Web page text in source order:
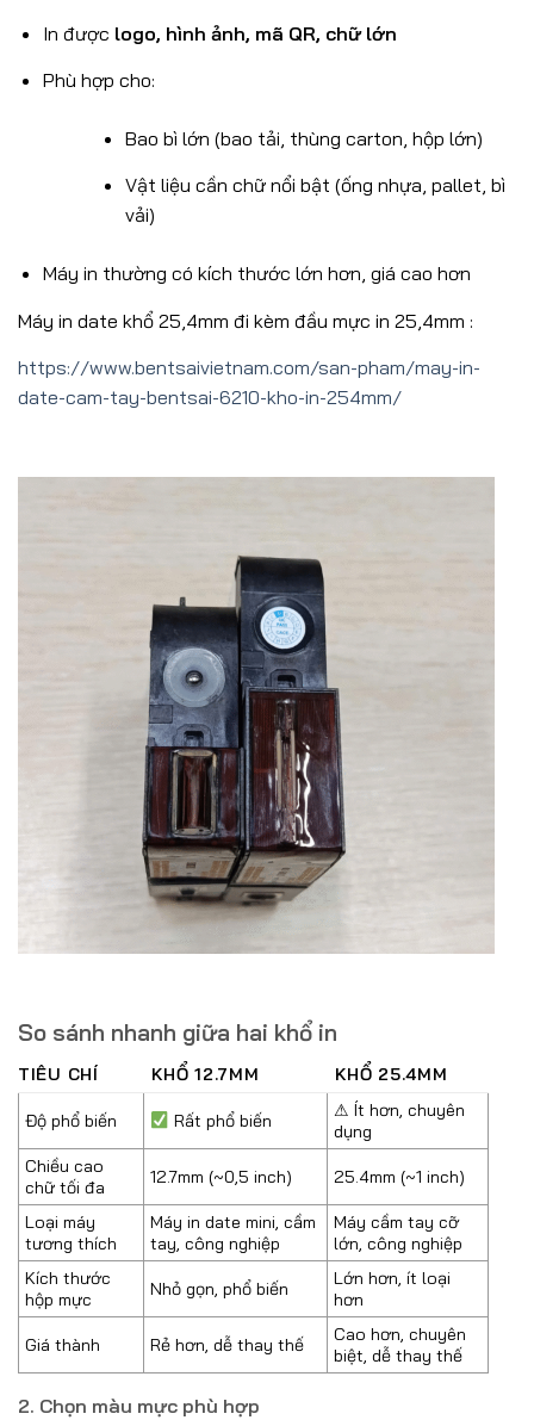
In được logo, hình ảnh, mã QR, chữ lớn
Phù hợp cho:
Bao bì lớn (bao tải, thùng carton, hộp lớn)
Vật liệu cần chữ nổi bật (ống nhựa, pallet, bì
vải)
Máy in thường có kích thước lớn hơn, giá cao hơn
Máy in date khổ 25,4mm đi kèm đầu mực in 25,4mm :
https://www.bentsaivietnam.com/san-pham/may-in-
date-cam-tay-bentsai-6210-kho-in-254mm/
So sánh nhanh giữa hai khổ in
TIÊU CHÍ KHỔ 12.7MM KHỔ 25.4MM
Độ phổ biến Rất phổ biến
⚠ Ít hơn, chuyên
dụng
Chiều cao
chữ tối đa
12.7mm (~0,5 inch) 25.4mm (~1 inch)
Loại máy
tương thích
Máy in date mini, cầm
tay, công nghiệp
Máy cầm tay cỡ
lớn, công nghiệp
Kích thước
hộp mực
Nhỏ gọn, phổ biến
Lớn hơn, ít loại
hơn
Giá thành Rẻ hơn, dễ thay thế
Cao hơn, chuyên
biệt, dễ thay thế
2. Chọn màu mực phù hợp